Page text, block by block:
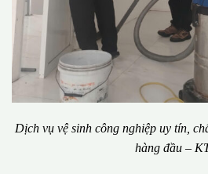
Dịch vụ vệ sinh công nghiệp uy tín,
hàng đầu –